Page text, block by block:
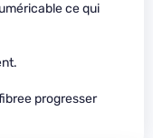
ce qui
progresser